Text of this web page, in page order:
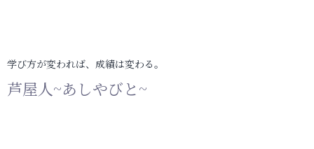
学び方が変われば、成績は変わる。
芦屋人~あしやびと~